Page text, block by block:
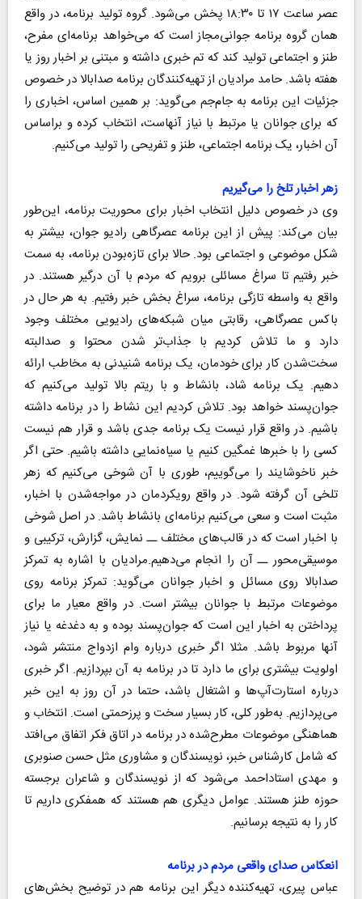
عصر ساعت ۱۷ تا ۱۸:۳۰ پخش می‌شود. گروه تولید برنامه، در واقع
همان گروه برنامه جوانی‌مجاز است که می‌خواهد برنامه‌ای مفرح،
طنز و اجتماعی تولید کند که تم خبری داشته و مبتنی بر اخبار روز یا
هفته باشد. حامد مرادیان از تهیه‌کنندگان برنامه صدابالا در خصوص
جزئیات این برنامه به جام‌جم می‌گوید: بر همین اساس، اخباری را
که برای جوانان یا مرتبط با نیاز آنهاست، انتخاب کرده و براساس
آن اخبار، یک برنامه اجتماعی، طنز و تفریحی را تولید می‌کنیم.
زهر اخبار تلخ را می‌گیریم
وی در خصوص دلیل انتخاب اخبار برای محوریت برنامه، این‌طور
بیان می‌کند: پیش از این برنامه عصرگاهی رادیو جوان، بیشتر به
شکل موضوعی و اجتماعی بود. حالا برای تازه‌بودن برنامه، به سمت
خبر رفتیم تا سراغ مسائلی برویم که مردم با آن درگیر هستند. در
واقع به واسطه تازگی برنامه، سراغ بخش خبر رفتیم. به هر حال در
باکس عصرگاهی، رقابتی میان شبکه‌های رادیویی مختلف وجود
دارد و ما تلاش کردیم با جذاب‌تر شدن محتوا و صدالبته
سخت‌شدن کار برای خودمان، یک برنامه شنیدنی به مخاطب ارائه
دهیم. یک برنامه شاد، بانشاط و با ریتم بالا تولید می‌کنیم که
جوان‌پسند خواهد بود. تلاش کردیم این نشاط را در برنامه داشته
باشیم. در واقع قرار نیست یک برنامه جدی باشد و قرار هم نیست
کسی را با خبرها غمگین کنیم یا سیاه‌نمایی داشته باشیم. حتی اگر
خبر ناخوشایند را می‌گوییم، طوری با آن شوخی می‌کنیم که زهر
تلخی آن گرفته شود. در واقع رویکردمان در مواجه‌شدن با اخبار،
مثبت است و سعی می‌کنیم برنامه‌ای بانشاط باشد. در اصل شوخی
با اخبار است که در قالب‌های مختلف ــ نمایش، گزارش، ترکیبی و
موسیقی‌محور ــ آن را انجام می‌دهیم.مرادیان با اشاره به تمرکز
صدابالا روی مسائل و اخبار جوانان می‌گوید: تمرکز برنامه روی
موضوعات مرتبط با جوانان بیشتر است. در واقع معیار ما برای
پرداختن به اخبار این است که جوان‌پسند بوده و به دغدغه یا نیاز
آنها مربوط باشد. مثلا اگر خبری درباره وام ازدواج منتشر شود،
اولویت بیشتری برای ما دارد تا در برنامه به آن بپردازیم. اگر خبری
درباره استارت‌آپ‌ها و اشتغال باشد، حتما در آن روز به این خبر
می‌پردازیم. به‌طور کلی، کار بسیار سخت و پرزحمتی است. انتخاب و
هماهنگی موضوعات مطرح‌شده در برنامه در اتاق فکر اتفاق می‌افتد
که شامل کارشناس خبر، نویسندگان و مشاوری مثل حسن صنوبری
و مهدی استاداحمد می‌شود که از نویسندگان و شاعران برجسته
حوزه طنز هستند. عوامل دیگری هم هستند که همفکری داریم تا
کار را به نتیجه برسانیم.
انعکاس صدای واقعی مردم در برنامه
عباس پیری، تهیه‌کننده دیگر این برنامه هم در توضیح بخش‌های